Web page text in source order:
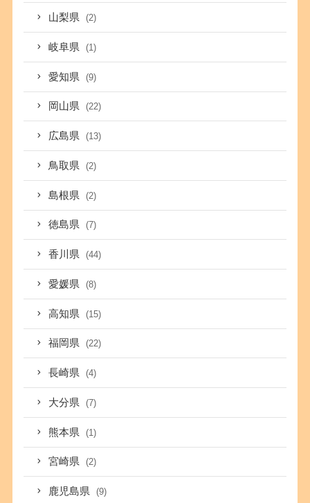
山梨県 (2)
岐阜県 (1)
愛知県 (9)
岡山県 (22)
広島県 (13)
鳥取県 (2)
島根県 (2)
徳島県 (7)
香川県 (44)
愛媛県 (8)
高知県 (15)
福岡県 (22)
長崎県 (4)
大分県 (7)
熊本県 (1)
宮崎県 (2)
鹿児島県 (9)